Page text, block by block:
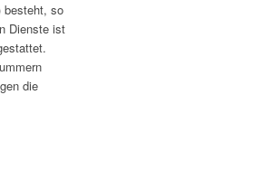
besteht, so
Dienste ist
die